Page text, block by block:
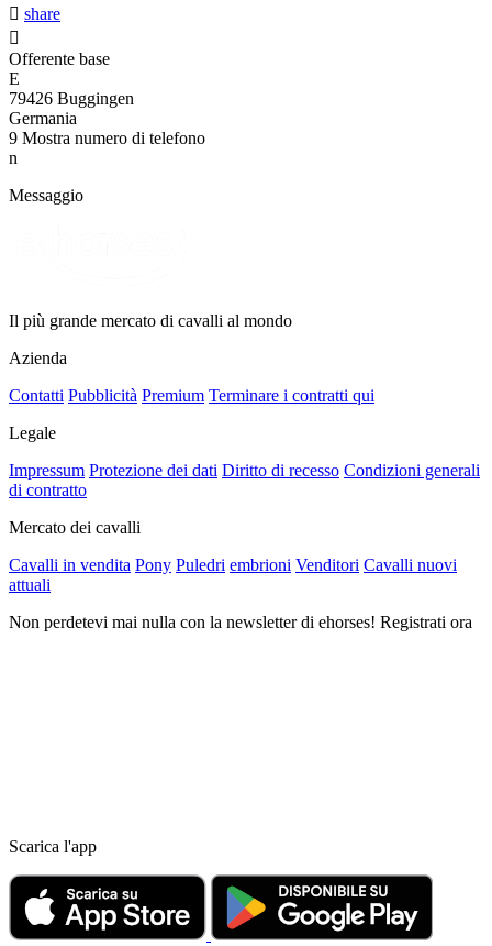
 share

Offerente base
E
79426 Buggingen
Germania
9 Mostra numero di telefono
n
Messaggio
Il più grande mercato di cavalli al mondo
Azienda
Contatti Pubblicità Premium Terminare i contratti qui
Legale
Impressum Protezione dei dati Diritto di recesso Condizioni generali
di contratto
Mercato dei cavalli
Cavalli in vendita Pony Puledri embrioni Venditori Cavalli nuovi
attuali
Non perdetevi mai nulla con la newsletter di ehorses! Registrati ora
Scarica l'app